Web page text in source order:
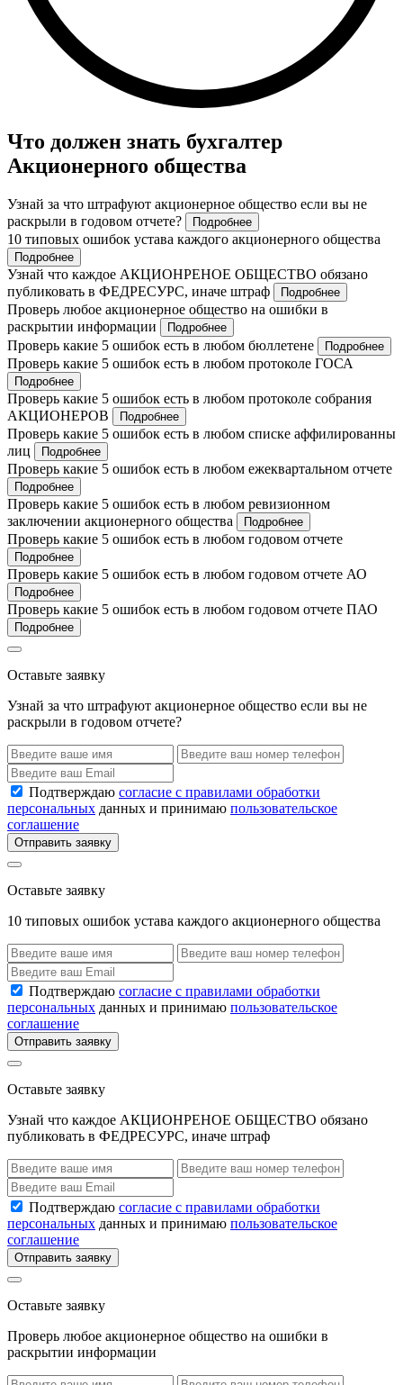
Что должен знать бухгалтер
Акционерного общества
Узнай за что штрафуют акционерное общество если вы не
раскрыли в годовом отчете?
Подробнее
10 типовых ошибок устава каждого акционерного общества
Подробнее
Узнай что каждое АКЦИОНРЕНОЕ ОБЩЕСТВО обязано
публиковать в ФЕДРЕСУРС, иначе штраф
Подробнее
Проверь любое акционерное общество на ошибки в
раскрытии информации
Подробнее
Проверь какие 5 ошибок есть в любом бюллетене Подробнее
Проверь какие 5 ошибок есть в любом протоколе ГОСА
Подробнее
Проверь какие 5 ошибок есть в любом протоколе собрания
АКЦИОНЕРОВ
Подробнее
Проверь какие 5 ошибок есть в любом списке аффилированны
лиц
Подробнее
Проверь какие 5 ошибок есть в любом ежеквартальном отчете
Подробнее
Проверь какие 5 ошибок есть в любом ревизионном
заключении акционерного общества
Подробнее
Проверь какие 5 ошибок есть в любом годовом отчете
Подробнее
Проверь какие 5 ошибок есть в любом годовом отчете АО
Подробнее
Проверь какие 5 ошибок есть в любом годовом отчете ПАО
Подробнее
Оставьте заявку
Узнай за что штрафуют акционерное общество если вы не
раскрыли в годовом отчете?
Подтверждаю согласие с правилами обработки
персональных данных и принимаю пользовательское
соглашение
Отправить заявку
Оставьте заявку
10 типовых ошибок устава каждого акционерного общества
Подтверждаю согласие с правилами обработки
персональных данных и принимаю пользовательское
соглашение
Отправить заявку
Оставьте заявку
Узнай что каждое АКЦИОНРЕНОЕ ОБЩЕСТВО обязано
публиковать в ФЕДРЕСУРС, иначе штраф
Подтверждаю согласие с правилами обработки
персональных данных и принимаю пользовательское
соглашение
Отправить заявку
Оставьте заявку
Проверь любое акционерное общество на ошибки в
раскрытии информации